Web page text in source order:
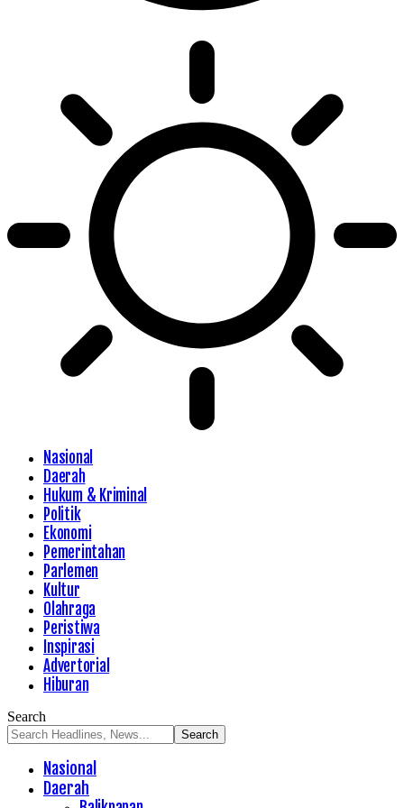
Nasional
Daerah
Hukum & Kriminal
Politik
Ekonomi
Pemerintahan
Parlemen
Kultur
Olahraga
Peristiwa
Inspirasi
Advertorial
Hiburan
Search
Nasional
Daerah